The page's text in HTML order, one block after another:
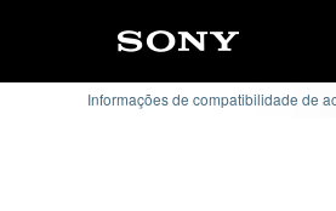
Informações de compatibilidade de